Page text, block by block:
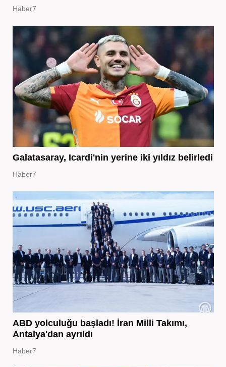
Haber7
Galatasaray, Icardi'nin yerine iki yıldız belirledi
Haber7
ABD yolculuğu başladı! İran Milli Takımı,
Antalya'dan ayrıldı
Haber7